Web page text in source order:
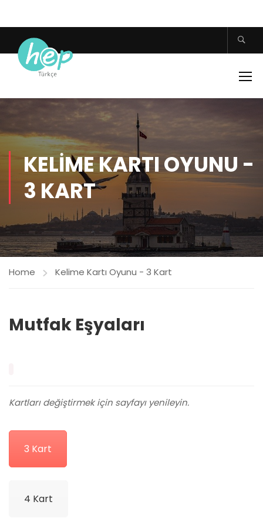
KELIME KARTI OYUNU -
3 KART
Home Kelime Kartı Oyunu - 3 Kart
Mutfak Eşyaları
Kartları değiştirmek için sayfayı yenileyin.
3 Kart
4 Kart